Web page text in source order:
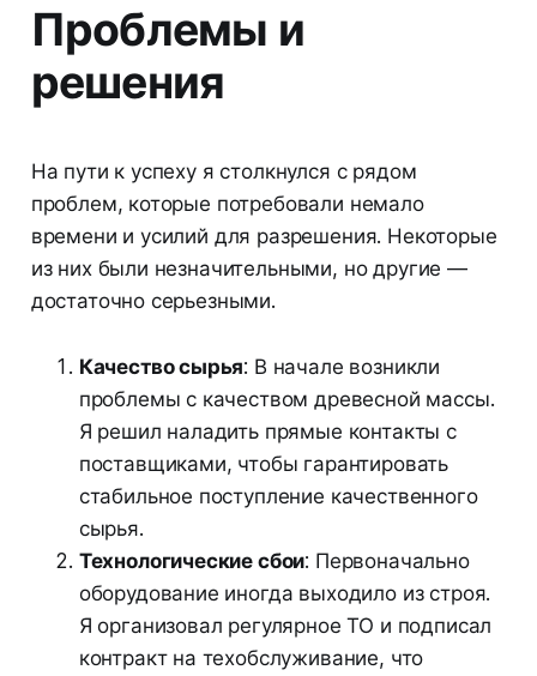
Проблемы и
решения
На пути к успеху я столкнулся с рядом
проблем, которые потребовали немало
времени и усилий для разрешения. Некоторые
из них были незначительными, но другие —
достаточно серьезными.
Качество сырья: В начале возникли
проблемы с качеством древесной массы.
Я решил наладить прямые контакты с
поставщиками, чтобы гарантировать
стабильное поступление качественного
сырья.
Технологические сбои: Первоначально
оборудование иногда выходило из строя.
Я организовал регулярное ТО и подписал
контракт на техобслуживание, что